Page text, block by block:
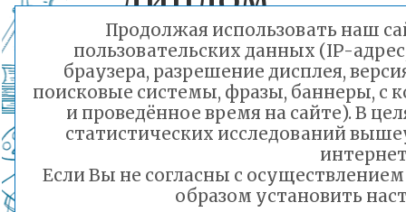
2026 году.
обучающихся
СПО,
Продолжая использовать наш
пользовательских данных (IP-
браузера, разрешение дисплея,
поисковые системы, фразы, баннеры, с
и проведённое время на сайте). В
статистических исследований
Если Вы не согласны с
образом установить